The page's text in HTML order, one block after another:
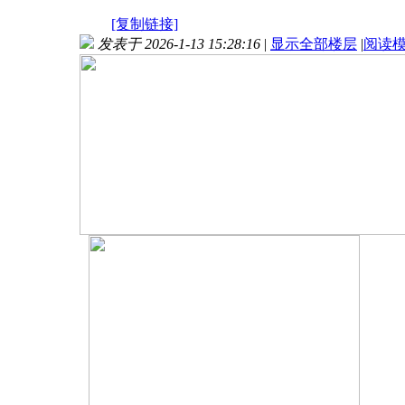
[复制链接]
发表于 2026-1-13 15:28:16 | 显示全部楼层 |阅读